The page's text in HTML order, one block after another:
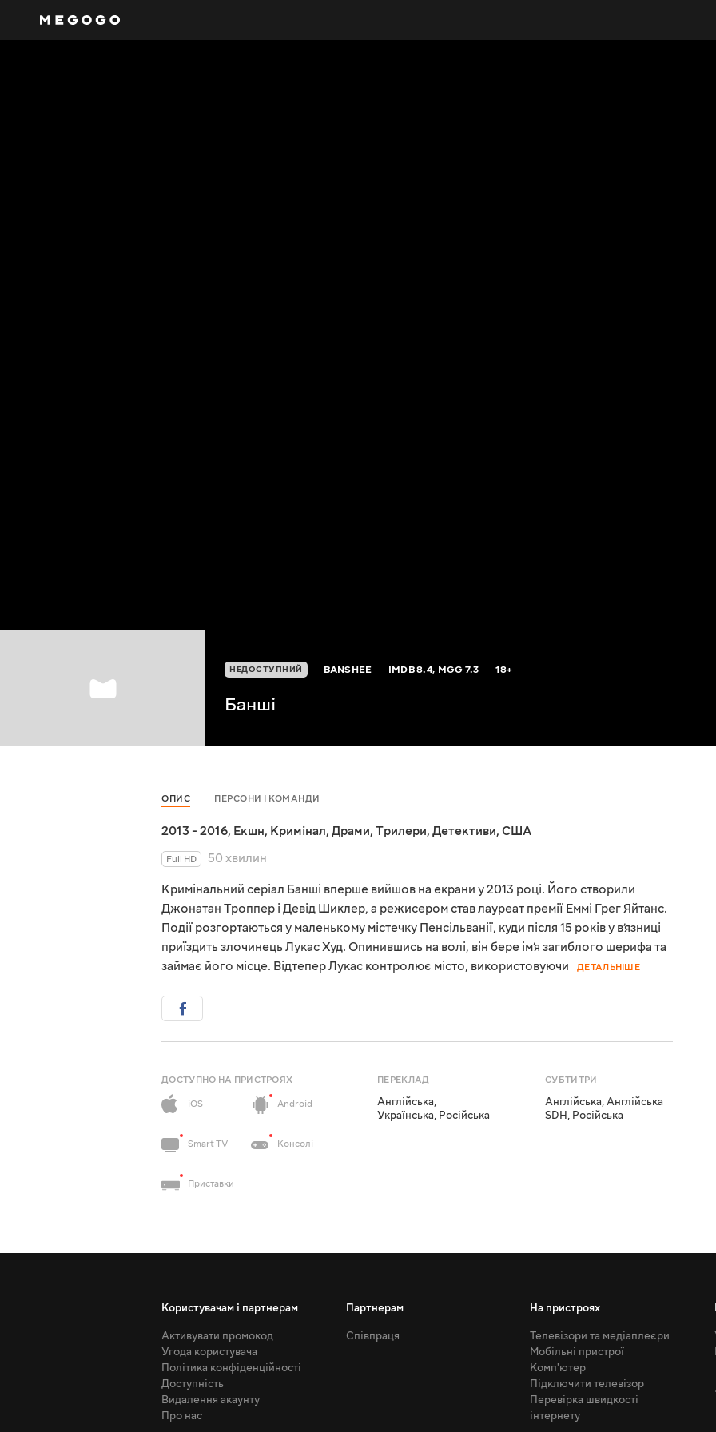
НЕДОСТУПНИЙ BANSHEE IMDB8.4, MGG7.3 18+
Банші
ОПИС ПЕРСОНИ І КОМАНДИ
2013 - 2016, Екшн, Кримінал, Драми, Трилери, Детективи, США
Full HD
50 хвилин
Кримінальний серіал Банші вперше вийшов на екрани у 2013 році. Його створили
Джонатан Троппер і Девід Шиклер, а режисером став лауреат премії Еммі Грег Яйтанс.
Події розгортаються у маленькому містечку Пенсільванії, куди після 15 років у в’язниці
приїздить злочинець Лукас Худ. Опинившись на волі, він бере ім’я загиблого шерифа та
займає його місце. Відтепер Лукас контролює місто, використовуючи
ДЕТАЛЬНІШЕ
ДОСТУПНО НА ПРИСТРОЯХ
iOS
Android
Smart TV Консолі
Приставки
ПЕРЕКЛАД
Англійська,
Українська, Російська
СУБТИТРИ
Англійська,Англійська
SDH, Російська
Користувачам і партнерам
Активувати промокод
Угода користувача
Політика конфіденційності
Доступність
Видалення акаунту
Про нас
Партнерам
Співпраця
На пристроях
Телевізори та медіаплеєри
Мобільні пристрої
Комп'ютер
Підключити телевізор
Перевірка швидкості
інтернету